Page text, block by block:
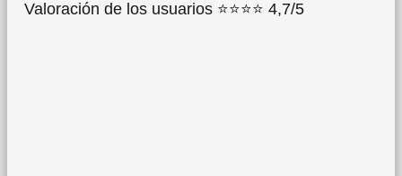
Valoración de los usuarios ⭐⭐⭐⭐ 4,7/5